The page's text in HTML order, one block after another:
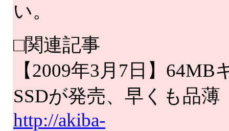
い。
□関連記事
【2009年3月7日】
SSDが発売、早くも品薄
http://akiba-